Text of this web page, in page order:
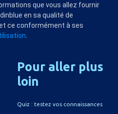
que vous allez fournir
en sa qualité de
ce conformément à ses
Pour aller plus
loin
Quiz : testez vos connaissances